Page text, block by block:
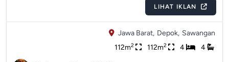
LIHAT IKLAN
Jawa Barat, Depok, Sawangan
112m2 112m2 4 4